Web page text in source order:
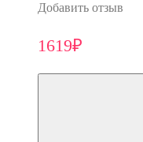
Добавить отзыв
1619₽